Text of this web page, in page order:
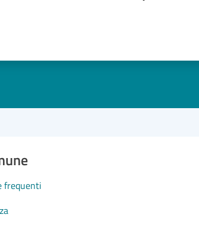
frequenti